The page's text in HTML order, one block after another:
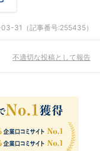
31 （記事番号:255435）
不適切な投稿として報告